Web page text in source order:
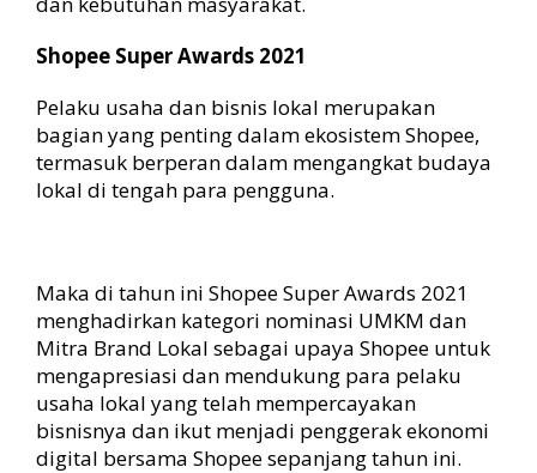
Shopee Super Awards 2021
Pelaku usaha dan bisnis lokal merupakan
bagian yang penting dalam ekosistem Shopee,
termasuk berperan dalam mengangkat budaya
lokal di tengah para pengguna.
Maka di tahun ini Shopee Super Awards 2021
menghadirkan kategori nominasi UMKM dan
Mitra Brand Lokal sebagai upaya Shopee untuk
mengapresiasi dan mendukung para pelaku
usaha lokal yang telah mempercayakan
bisnisnya dan ikut menjadi penggerak ekonomi
digital bersama Shopee sepanjang tahun ini.